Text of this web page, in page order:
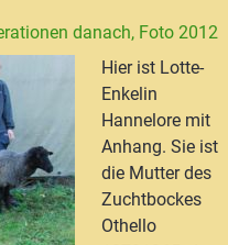
danach, Foto 2012
Hier ist Lotte-
Enkelin
Hannelore mit
Anhang. Sie ist
die Mutter des
Zuchtbockes
Othello